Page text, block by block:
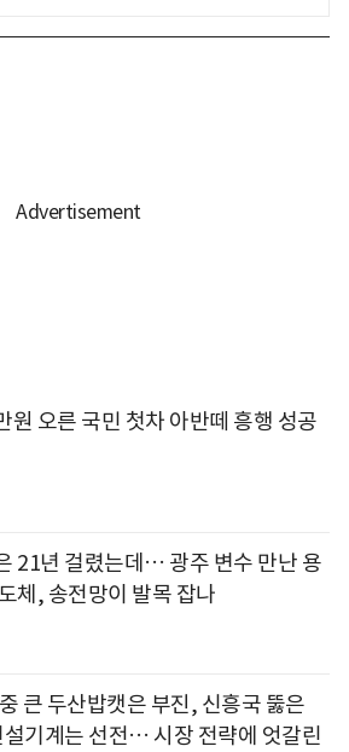
원 오른 국민 첫차 아반떼 흥행 성공
21년 걸렸는데… 광주 변수 만난 용
체, 송전망이 발목 잡나
큰 두산밥캣은 부진, 신흥국 뚫은
기계는 선전… 시장 전략에 엇갈린